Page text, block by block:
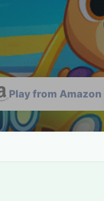
Play from Amazon